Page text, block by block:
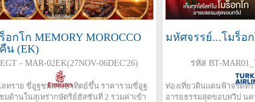
อกโก MEMORY MOROCCO
น (EK)
- MAR-02EK(27NOV-06DEC'26)
ลทราย ขี่อูฐชมพระอาทิตย์ขึ้น ราคารวมขี่อูฐ
มด้านในสุเหร่ากษัตริย์ฮัสซันที่ 2 รวมค่าเข้า
มหัศจรรย์...โมร็อ
รหัส BT-
ท่องเที่ยวดินแดนฟ้าจรดทร
อารยธรรมสุดขอบทวีป น